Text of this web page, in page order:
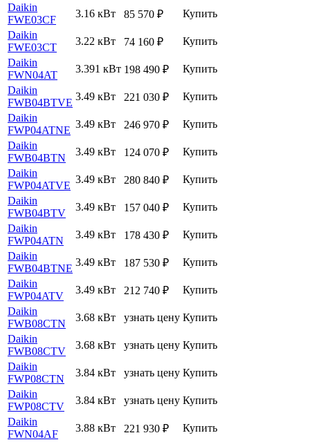
Daikin
FWE03CF
3.16 кВт 85 570 ₽
Купить
Daikin
FWE03CT
3.22 кВт 74 160 ₽
Купить
Daikin
FWN04AT
3.391 кВт 198 490 ₽
Купить
Daikin
FWB04BTVE
3.49 кВт 221 030 ₽
Купить
Daikin
FWP04ATNE
3.49 кВт 246 970 ₽
Купить
Daikin
FWB04BTN
3.49 кВт 124 070 ₽
Купить
Daikin
FWP04ATVE
3.49 кВт 280 840 ₽
Купить
Daikin
FWB04BTV
3.49 кВт 157 040 ₽
Купить
Daikin
FWP04ATN
3.49 кВт 178 430 ₽
Купить
Daikin
FWB04BTNE
3.49 кВт 187 530 ₽
Купить
Daikin
FWP04ATV
3.49 кВт 212 740 ₽
Купить
Daikin
FWB08CTN
3.68 кВт узнать цену Купить
Daikin
FWB08CTV
3.68 кВт узнать цену Купить
Daikin
FWP08CTN
3.84 кВт узнать цену Купить
Daikin
FWP08CTV
3.84 кВт узнать цену Купить
Daikin
FWN04AF
3.88 кВт 221 930 ₽
Купить